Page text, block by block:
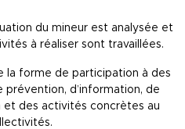
du mineur est analysée et
à réaliser sont travaillées.
la forme de participation à des
prévention, d’information, de
et des activités concrètes au